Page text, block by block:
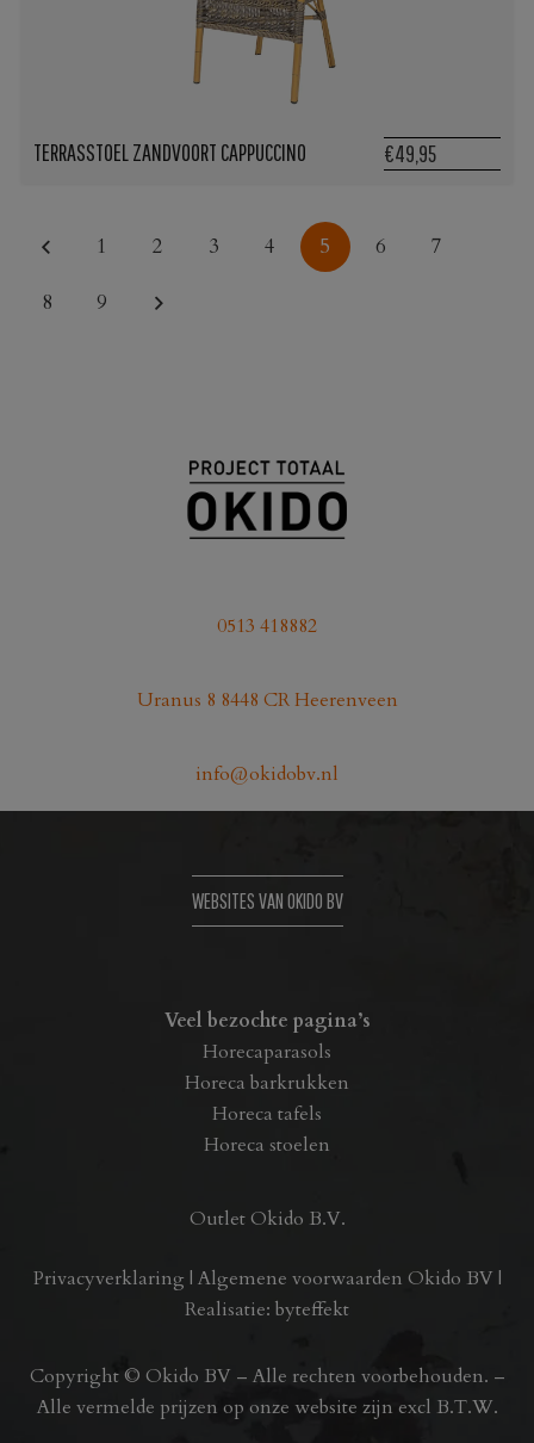
TERRASSTOEL ZANDVOORT CAPPUCCINO €49,95
1 2 3 4 5 6 7
8 9
0513 418882
Uranus 8 8448 CR Heerenveen
info@okidobv.nl
WEBSITES VAN OKIDO BV
Veel bezochte pagina’s
Horecaparasols
Horeca barkrukken
Horeca tafels
Horeca stoelen
Outlet Okido B.V.
Privacyverklaring | Algemene voorwaarden Okido BV |
Realisatie: byteffekt
Copyright © Okido BV – Alle rechten voorbehouden. –
Alle vermelde prijzen op onze website zijn excl B.T.W.